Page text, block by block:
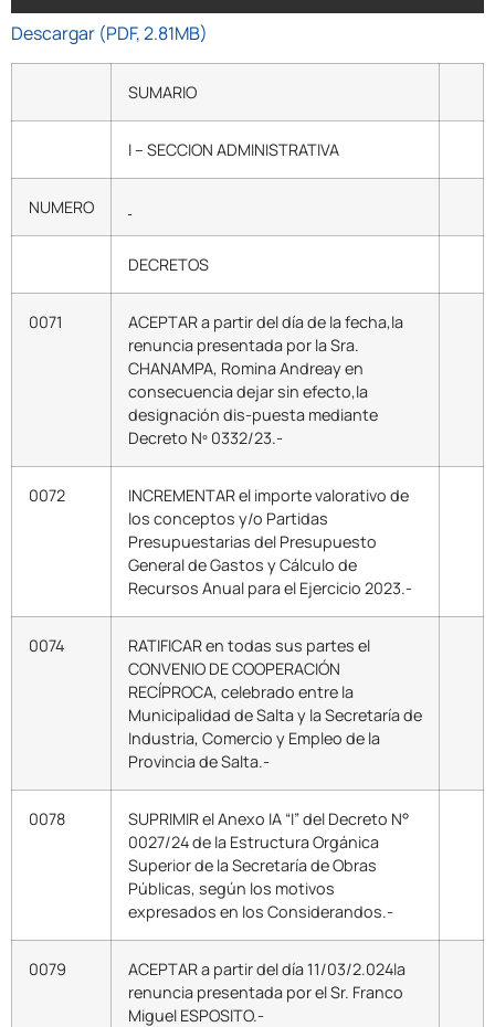
Descargar (PDF, 2.81MB)
SUMARIO
I – SECCION ADMINISTRATIVA
NUMERO
DECRETOS
0071
ACEPTAR a partir del día de la fecha,la
renuncia presentada por la Sra.
CHANAMPA, Romina Andreay en
consecuencia dejar sin efecto,la
designación dis-puesta mediante
Decreto Nº 0332/23.-
0072
INCREMENTAR el importe valorativo de
los conceptos y/o Partidas
Presupuestarias del Presupuesto
General de Gastos y Cálculo de
Recursos Anual para el Ejercicio 2023.-
0074
RATIFICAR en todas sus partes el
CONVENIO DE COOPERACIÓN
RECÍPROCA, celebrado entre la
Municipalidad de Salta y la Secretaría de
Industria, Comercio y Empleo de la
Provincia de Salta.-
0078
SUPRIMIR el Anexo IA “I” del Decreto N°
0027/24 de la Estructura Orgánica
Superior de la Secretaría de Obras
Públicas, según los motivos
expresados en los Considerandos.-
0079
ACEPTAR a partir del día 11/03/2.024la
renuncia presentada por el Sr. Franco
Miguel ESPOSITO.-